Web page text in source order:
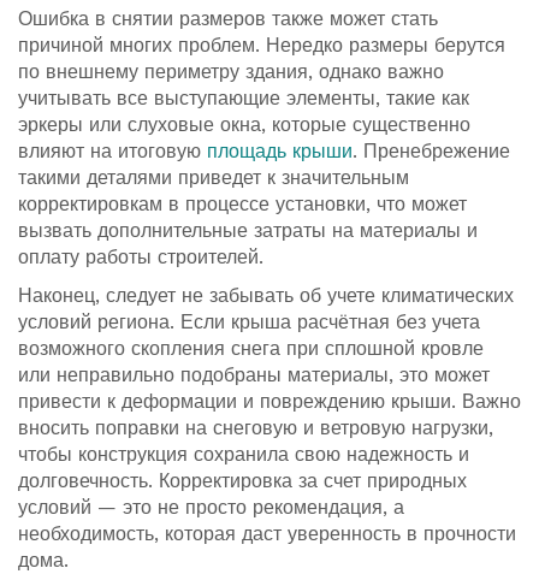
Ошибка в снятии размеров также может стать
причиной многих проблем. Нередко размеры берутся
по внешнему периметру здания, однако важно
учитывать все выступающие элементы, такие как
эркеры или слуховые окна, которые существенно
влияют на итоговую площадь крыши. Пренебрежение
такими деталями приведет к значительным
корректировкам в процессе установки, что может
вызвать дополнительные затраты на материалы и
оплату работы строителей.
Наконец, следует не забывать об учете климатических
условий региона. Если крыша расчётная без учета
возможного скопления снега при сплошной кровле
или неправильно подобраны материалы, это может
привести к деформации и повреждению крыши. Важно
вносить поправки на снеговую и ветровую нагрузки,
чтобы конструкция сохранила свою надежность и
долговечность. Корректировка за счет природных
условий — это не просто рекомендация, а
необходимость, которая даст уверенность в прочности
дома.